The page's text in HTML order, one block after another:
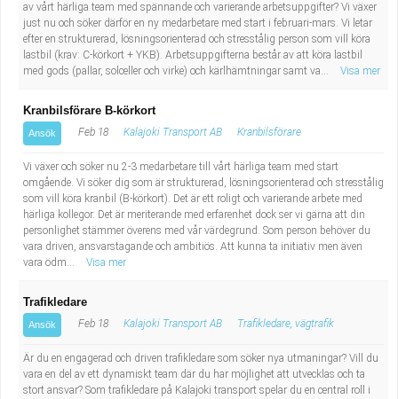
av vårt härliga team med spännande och varierande arbetsuppgifter? Vi växer
just nu och söker därför en ny medarbetare med start i februari-mars. Vi letar
efter en strukturerad, lösningsorienterad och stresstålig person som vill köra
lastbil (krav: C-körkort + YKB). Arbetsuppgifterna består av att köra lastbil
med gods (pallar, solceller och virke) och kärlhämtningar samt va...
Visa mer
Kranbilsförare B-körkort
Ansök Feb 18 Kalajoki Transport AB Kranbilsförare
Vi växer och söker nu 2-3 medarbetare till vårt härliga team med start
omgående. Vi söker dig som är strukturerad, lösningsorienterad och stresstålig
som vill köra kranbil (B-körkort). Det är ett roligt och varierande arbete med
härliga kollegor. Det är meriterande med erfarenhet dock ser vi gärna att din
personlighet stämmer överens med vår värdegrund. Som person behöver du
vara driven, ansvarstagande och ambitiös. Att kunna ta initiativ men även
vara ödm...
Visa mer
Trafikledare
Ansök Feb 18 Kalajoki Transport AB Trafikledare, vägtrafik
Är du en engagerad och driven trafikledare som söker nya utmaningar? Vill du
vara en del av ett dynamiskt team där du har möjlighet att utvecklas och ta
stort ansvar? Som trafikledare på Kalajoki transport spelar du en central roll i